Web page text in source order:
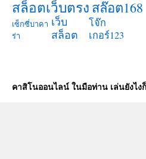
สล็อตเว็บตรง สล๊อต168
เซ็กซี่บาคา
ร่า
เว็บ
สล็อต
โจ๊ก
เกอร์123
คาสิโนออนไลน์ ในมือท่าน เล่นยังไ